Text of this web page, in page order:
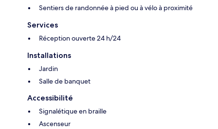
Sentiers de randonnée à pied ou à vélo à proximité
Services
Réception ouverte 24 h/24
Installations
Jardin
Salle de banquet
Accessibilité
Signalétique en braille
Ascenseur